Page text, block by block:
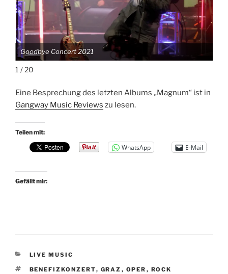
Goodbye Concert 2021
1 / 20
Eine Besprechung des letzten Albums „Magnum“ ist in
Gangway Music Reviews zu lesen.
Teilen mit:
WhatsApp E-Mail
Gefällt mir:
KATEGORIEN
LIVE MUSIC
SCHLAGWÖRTER
BENEFIZKONZERT, GRAZ , OPER , ROCK